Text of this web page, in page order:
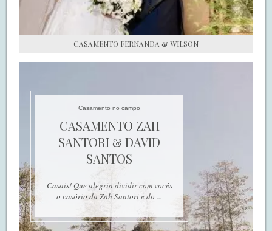
CASAMENTO FERNANDA & WILSON
Casamento no campo
CASAMENTO ZAH
SANTORI & DAVID
SANTOS
Casais! Que alegria dividir com vocês
o casório da Zah Santori e do ...